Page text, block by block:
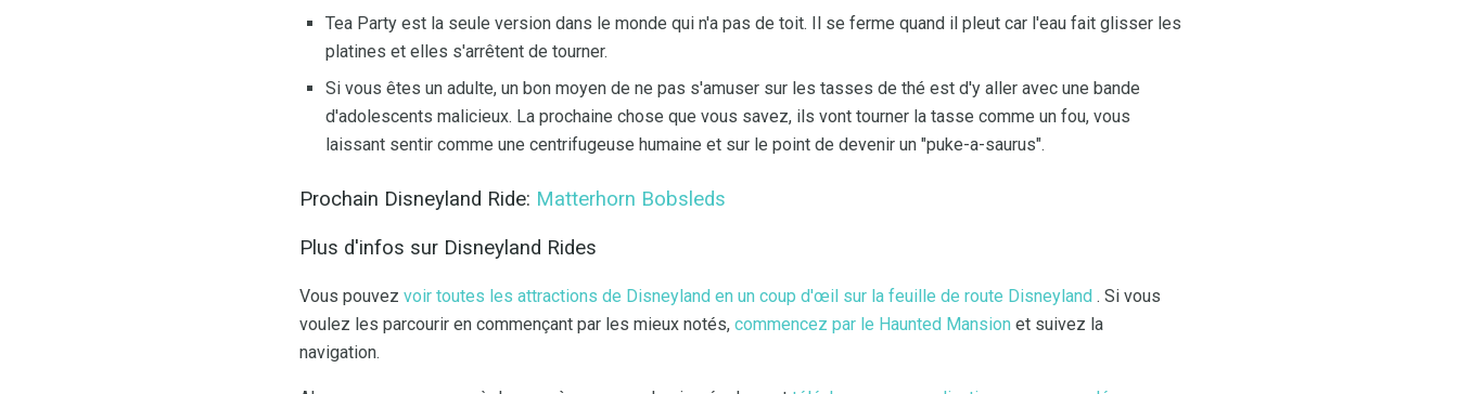
Tea Party est la seule version dans le monde qui n'a pas de toit. Il se ferme quand il pleut car l'eau fait glisser les
platines et elles s'arrêtent de tourner.
Si vous êtes un adulte, un bon moyen de ne pas s'amuser sur les tasses de thé est d'y aller avec une bande
d'adolescents malicieux. La prochaine chose que vous savez, ils vont tourner la tasse comme un fou, vous
laissant sentir comme une centrifugeuse humaine et sur le point de devenir un "puke-a-saurus".
Prochain Disneyland Ride: Matterhorn Bobsleds
Plus d'infos sur Disneyland Rides
Vous pouvez voir toutes les attractions de Disneyland en un coup d'œil sur la feuille de route Disneyland . Si vous
voulez les parcourir en commençant par les mieux notés, commencez par le Haunted Mansion et suivez la
navigation.